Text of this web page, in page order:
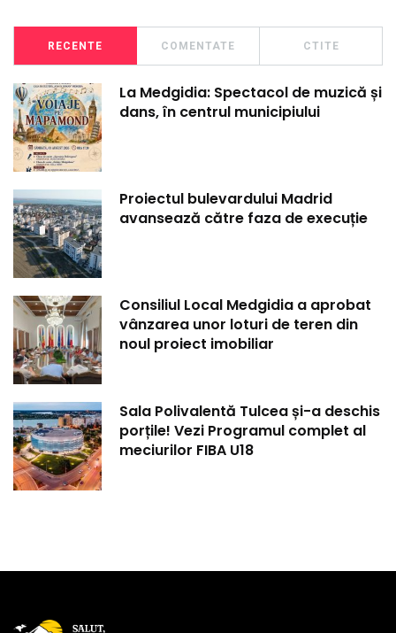
RECENTE COMENTATE CTITE
La Medgidia: Spectacol de muzică și
dans, în centrul municipiului
Proiectul bulevardului Madrid
avansează către faza de execuție
Consiliul Local Medgidia a aprobat
vânzarea unor loturi de teren din
noul proiect imobiliar
Sala Polivalentă Tulcea și-a deschis
porțile! Vezi Programul complet al
meciurilor FIBA U18